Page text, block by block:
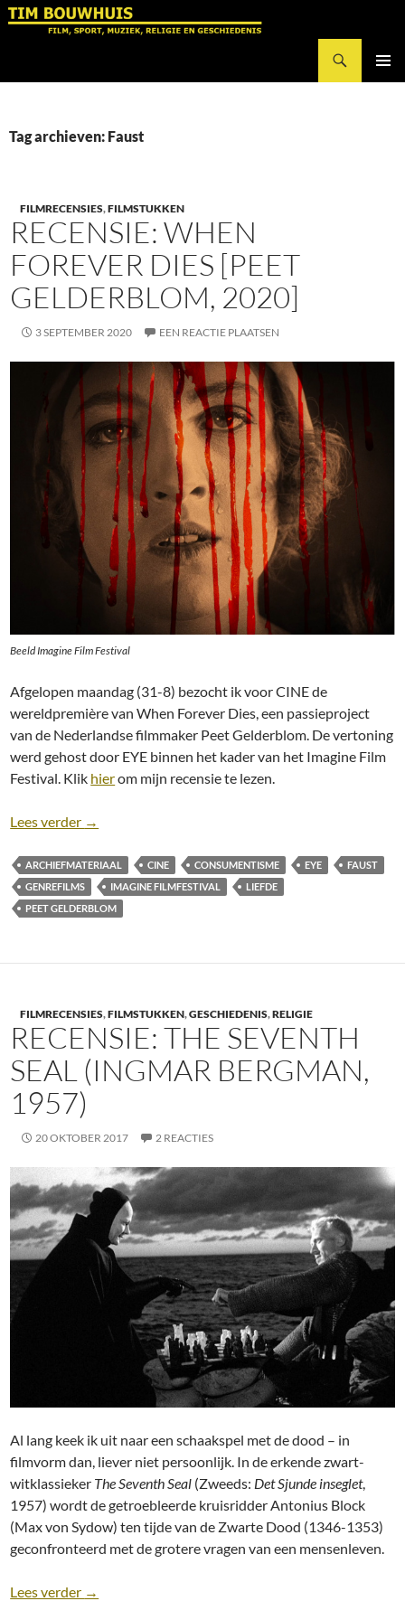
Ga
Tag archieven: Faust
FILMRECENSIES,FILMSTUKKEN
RECENSIE: WHEN
FOREVER DIES [PEET
GELDERBLOM, 2020]
3 SEPTEMBER 2020 EEN REACTIE PLAATSEN
Beeld Imagine Film Festival
Afgelopen maandag (31-8) bezocht ik voor CINE de
wereldpremière van When Forever Dies, een passieproject
van de Nederlandse filmmaker Peet Gelderblom. De vertoning
werd gehost door EYE binnen het kader van het Imagine Film
Festival. Klik hierom mijn recensie te lezen.
Lees verder Recensie: When Forever Dies [Peet Gelderblom,
→
ARCHIEFMATERIAAL CINE CONSUMENTISME EYE
FAUST
GENREFILMS
IMAGINE FILMFESTIVAL
LIEFDE
PEET GELDERBLOM
FILMRECENSIES,FILMSTUKKEN,GESCHIEDENIS,RELIGIE
RECENSIE: THE SEVENTH
SEAL (INGMAR BERGMAN,
1957)
20 OKTOBER 2017 2 REACTIES
Al lang keek ik uit naar een schaakspel met de dood – in
filmvorm dan, liever niet persoonlijk. In de erkende zwart-
witklassieker The Seventh Seal (Zweeds: Det Sjunde inseglet,
1957) wordt de getroebleerde kruisridder Antonius Block
(Max von Sydow) ten tijde van de Zwarte Dood (1346-1353)
geconfronteerd met de grotere vragen van een mensenleven.
Lees verder Recensie: The Seventh Seal (Ingmar Bergman, 1957)
→